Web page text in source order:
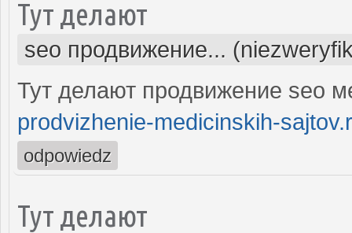
Тут делают
seo продвижение...
Тут делают продвижение seo
prodvizhenie-medicinskih-
odpowiedz
Тут делают